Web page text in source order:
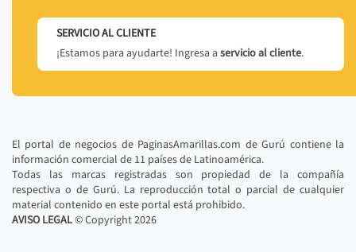
SERVICIO AL CLIENTE
¡Estamos para ayudarte! Ingresa a servicio al cliente.
El portal de negocios de PaginasAmarillas.com de Gurú contiene la
información comercial de 11 países de Latinoamérica.
Todas las marcas registradas son propiedad de la compañía
respectiva o de Gurú. La reproducción total o parcial de cualquier
material contenido en este portal está prohibido.
AVISO LEGAL© Copyright2026